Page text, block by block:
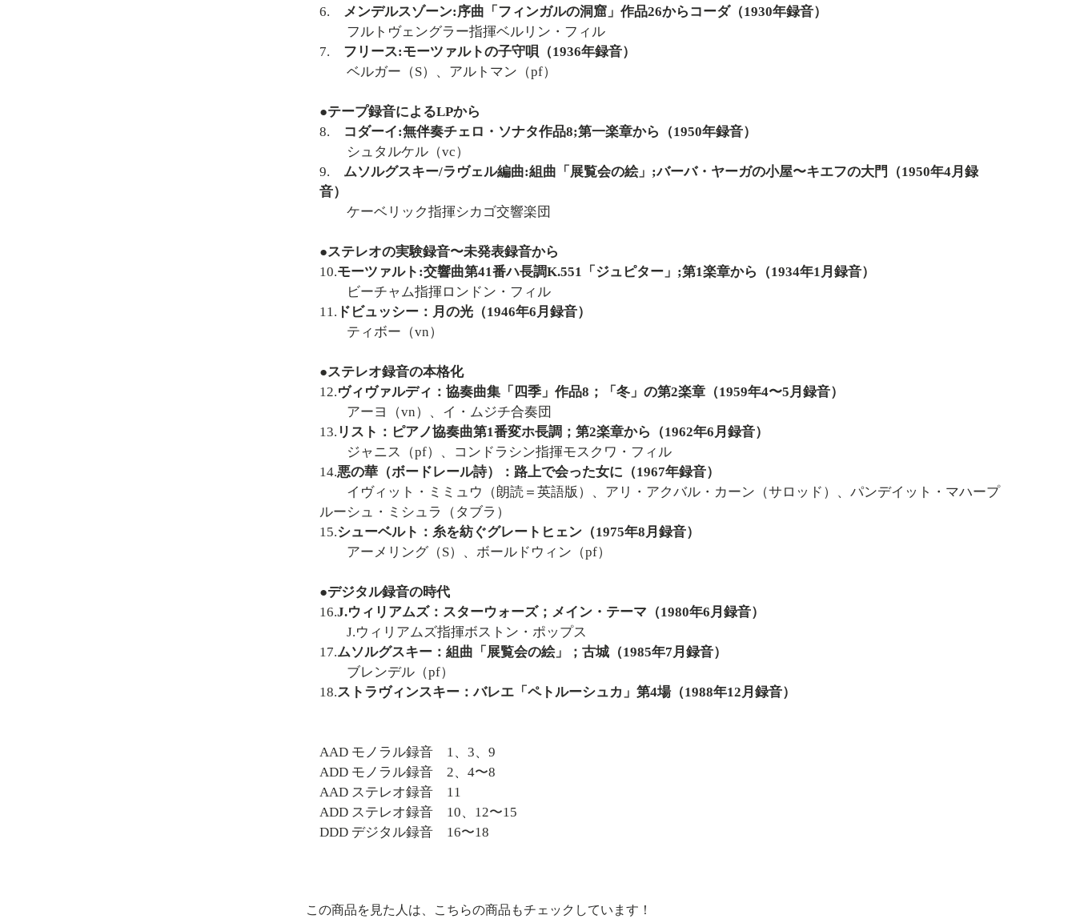
6. メンデルスゾーン:序曲「フィンガルの洞窟」作品26からコーダ（1930年録音）
フルトヴェングラー指揮ベルリン・フィル
7. フリース:モーツァルトの子守唄（1936年録音）
ベルガー（S）、アルトマン（pf）
●テープ録音によるLPから
8.
コダーイ:無伴奏チェロ・ソナタ作品8;第一楽章から（1950年録音）
シュタルケル（vc）
9. ムソルグスキー/ラヴェル編曲:組曲「展覧会の絵」;バーバ・ヤーガの小屋〜キエフの大門（1950年4月録
音）
ケーベリック指揮シカゴ交響楽団
●ステレオの実験録音〜未発表録音から
10.モーツァルト:交響曲第41番ハ長調K.551「ジュピター」;第1楽章から（1934年1月録音）
ビーチャム指揮ロンドン・フィル
11. ドビュッシー：月の光（1946年6月録音）
ティボー（vn）
●ステレオ録音の本格化
12.ヴィヴァルディ：協奏曲集「四季」作品8；「冬」の第2楽章（1959年4〜5月録音）
アーヨ（vn）、イ・ムジチ合奏団
13. リスト：ピアノ協奏曲第1番変ホ長調；第2楽章から（1962年6月録音）
ジャニス（pf）、コンドラシン指揮モスクワ・フィル
14.悪の華（ボードレール詩）：路上で会った女に（1967年録音）
イヴィット・ミミュウ（朗読＝英語版）、アリ・アクバル・カーン（サロッド）、パンデイット・マハープ
ルーシュ・ミシュラ（タブラ）
15.シューベルト：糸を紡ぐグレートヒェン（1975年8月録音）
アーメリング（S）、ボールドウィン（pf）
●デジタル録音の時代
16.J.ウィリアムズ：スターウォーズ；メイン・テーマ（1980年6月録音）
J.ウィリアムズ指揮ボストン・ポップス
17.ムソルグスキー：組曲「展覧会の絵」；古城（1985年7月録音）
ブレンデル（pf）
18.ストラヴィンスキー：バレエ「ペトルーシュカ」第4場（1988年12月録音）
AAD モノラル録音 1、3、9
ADD モノラル録音 2、4〜8
AAD ステレオ録音 11
ADD ステレオ録音 10、12〜15
DDD デジタル録音 16〜18
この商品を見た人は、こちらの商品もチェックしています！